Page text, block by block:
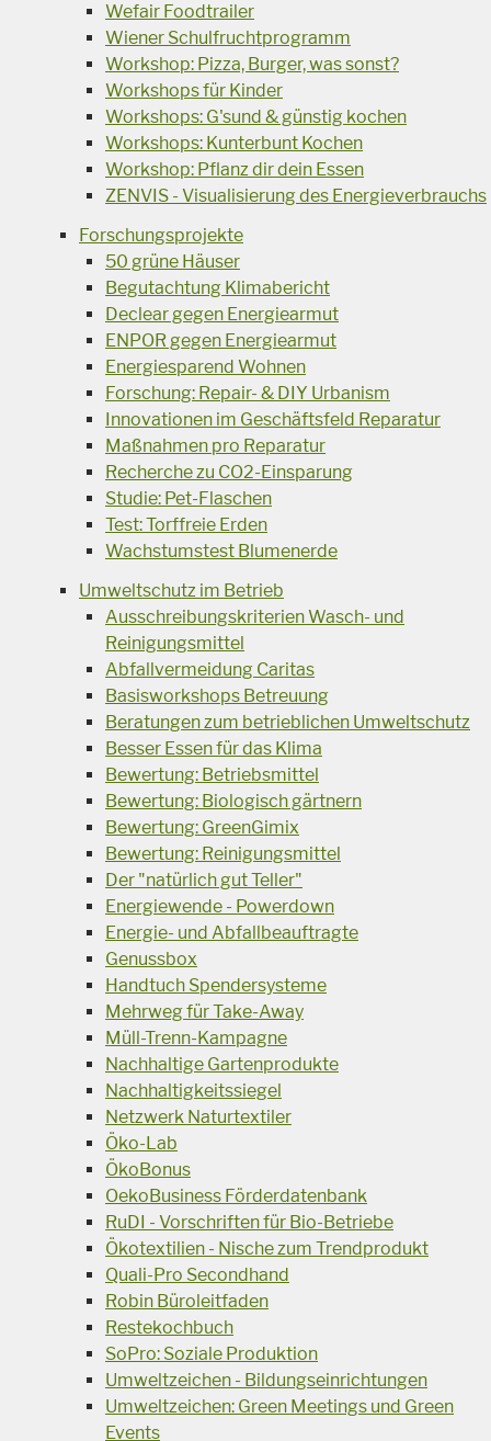
Wefair Foodtrailer
Wiener Schulfruchtprogramm
Workshop: Pizza, Burger, was sonst?
Workshops für Kinder
Workshops: G'sund & günstig kochen
Workshops: Kunterbunt Kochen
Workshop: Pflanz dir dein Essen
ZENVIS - Visualisierung des Energieverbrauchs
Forschungsprojekte
50 grüne Häuser
Begutachtung Klimabericht
Declear gegen Energiearmut
ENPOR gegen Energiearmut
Energiesparend Wohnen
Forschung: Repair- & DIY Urbanism
Innovationen im Geschäftsfeld Reparatur
Maßnahmen pro Reparatur
Recherche zu CO2-Einsparung
Studie: Pet-Flaschen
Test: Torffreie Erden
Wachstumstest Blumenerde
Umweltschutz im Betrieb
Ausschreibungskriterien Wasch- und
Reinigungsmittel
Abfallvermeidung Caritas
Basisworkshops Betreuung
Beratungen zum betrieblichen Umweltschutz
Besser Essen für das Klima
Bewertung: Betriebsmittel
Bewertung: Biologisch gärtnern
Bewertung: GreenGimix
Bewertung: Reinigungsmittel
Der "natürlich gut Teller"
Energiewende - Powerdown
Energie- und Abfallbeauftragte
Genussbox
Handtuch Spendersysteme
Mehrweg für Take-Away
Müll-Trenn-Kampagne
Nachhaltige Gartenprodukte
Nachhaltigkeitssiegel
Netzwerk Naturtextiler
Öko-Lab
ÖkoBonus
OekoBusiness Förderdatenbank
RuDI - Vorschriften für Bio-Betriebe
Ökotextilien - Nische zum Trendprodukt
Quali-Pro Secondhand
Robin Büroleitfaden
Restekochbuch
SoPro: Soziale Produktion
Umweltzeichen - Bildungseinrichtungen
Umweltzeichen: Green Meetings und Green
Events